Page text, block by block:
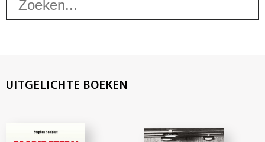
UITGELICHTE BOEKEN